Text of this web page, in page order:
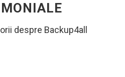
despre Backup4all
de peste 32 de ani și ca
la programele pe care le
am vrut să vă trimit un